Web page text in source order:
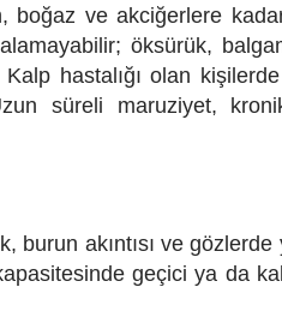
boğaz ve akciğerlere
öksürük,
Kalp hastalığı olan
süreli maruziyet,
burun akıntısı ve
geçici ya da